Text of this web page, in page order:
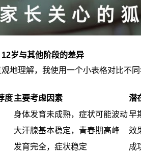
岁与其他阶段的差异
地理解，我使用一个小表格对比不
度主要考虑因素 潜
身体发育未成熟，症状可能波动早
大汗腺基本稳定，青春期高峰 效
发育完全，症状稳定 成